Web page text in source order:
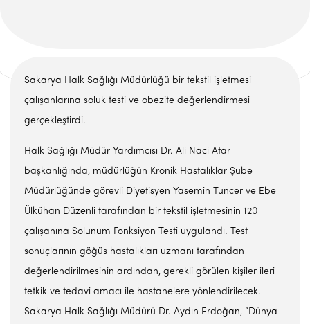
Sakarya Halk Sağlığı Müdürlüğü bir tekstil işletmesi
çalışanlarına soluk testi ve obezite değerlendirmesi
gerçekleştirdi.
Halk Sağlığı Müdür Yardımcısı Dr. Ali Naci Atar
başkanlığında, müdürlüğün Kronik Hastalıklar Şube
Müdürlüğünde görevli Diyetisyen Yasemin Tuncer ve Ebe
Ülkühan Düzenli tarafından bir tekstil işletmesinin 120
çalışanına Solunum Fonksiyon Testi uygulandı. Test
sonuçlarının göğüs hastalıkları uzmanı tarafından
değerlendirilmesinin ardından, gerekli görülen kişiler ileri
tetkik ve tedavi amacı ile hastanelere yönlendirilecek.
Sakarya Halk Sağlığı Müdürü Dr. Aydın Erdoğan, “Dünya